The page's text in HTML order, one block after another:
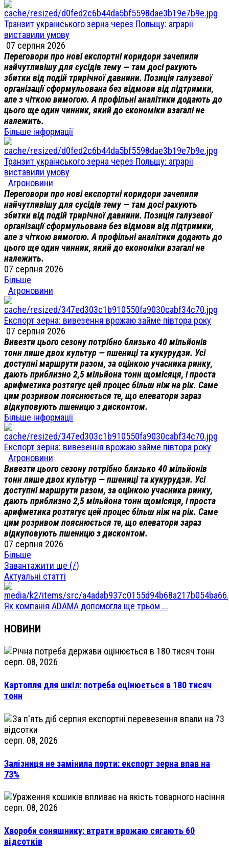
Транзит українського зерна через Польщу: аграрії
виставили умову
07 серпня 2026
Переговори про нові експортні коридори зачепили
найчутливішу для сусідів тему — там досі рахують
збитки від подій трирічної давнини. Позиція галузевої
організації сформульована без відмови від підтримки,
але з чіткою вимогою. А профільні аналітики додають до
цього ще один чинник, який до економіки взагалі не
належить.
Більше інформації
Транзит українського зерна через Польщу: аграрії
виставили умову
Агроновини
Переговори про нові експортні коридори зачепили
найчутливішу для сусідів тему — там досі рахують
збитки від подій трирічної давнини. Позиція галузевої
організації сформульована без відмови від підтримки,
але з чіткою вимогою. А профільні аналітики додають до
цього ще один чинник, який до економіки взагалі не
належить.
07 серпня 2026
Більше
Агроновини
Експорт зерна: вивезення врожаю займе півтора року
07 серпня 2026
Вивезти цього сезону потрібно близько 40 мільйонів
тонн лише двох культур — пшениці та кукурудзи. Усі
доступні маршрути разом, за оцінкою учасника ринку,
дають приблизно 2,5 мільйона тонн щомісяця, і проста
арифметика розтягує цей процес більш ніж на рік. Саме
цим розривом пояснюється те, що елеватори зараз
відкуповують пшеницю з дисконтом.
Більше інформації
Експорт зерна: вивезення врожаю займе півтора року
Агроновини
Вивезти цього сезону потрібно близько 40 мільйонів
тонн лише двох культур — пшениці та кукурудзи. Усі
доступні маршрути разом, за оцінкою учасника ринку,
дають приблизно 2,5 мільйона тонн щомісяця, і проста
арифметика розтягує цей процес більш ніж на рік. Саме
цим розривом пояснюється те, що елеватори зараз
відкуповують пшеницю з дисконтом.
07 серпня 2026
Більше
Завантажити ще (/)
Актуальні статті
Як компанія ADAMA допомогла ще трьом ...
НОВИНИ
серп. 08, 2026
Картопля для шкіл: потреба оцінюється в 180 тисяч
тонн
серп. 08, 2026
Залізниця не замінила порти: експорт зерна впав на
73%
серп. 08, 2026
Хвороби соняшнику: втрати врожаю сягають 60
відсотків